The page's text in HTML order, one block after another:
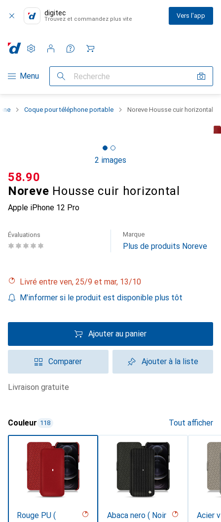
digitec
Trouvez et commandez plus vite Vers l'app
Navigation par catégorie
Menu Recherche
Paramètres
Compte client
Listes de comparaison
Listes d'envies
Panier
Coque pour téléphone portable Noreve Housse cuir horizontal
2 images
Noreve Housse cuir horizontal
Apple iPhone 12 Pro
CHF
58.90
Évaluations Marque
Plus de produits Noreve
Livré entre ven, 25/9 et mar, 13/10
M'informer si le produit est disponible plus tôt
Ajouter au panier
Comparer Ajouter à la liste
livraison gratuite
Couleur 118 Tout afficher
Rouge PU (
Abaca nero ( Noir
Acier